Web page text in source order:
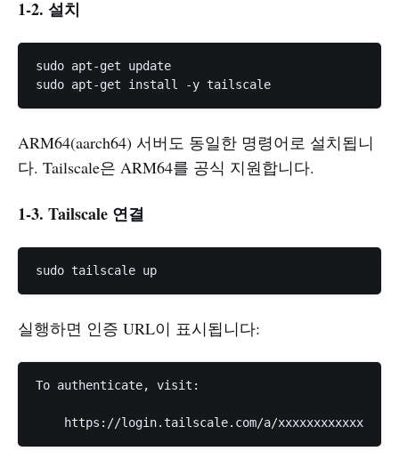
1-2. 설치
sudo apt-get update
ARM64(aarch64) 서버도 동일한 명령어로 설치됩니
다. Tailscale은 ARM64를 공식 지원합니다.
1-3. Tailscale 연결
실행하면 인증 URL이 표시됩니다:
To authenticate, visit: